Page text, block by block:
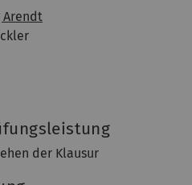
Arendt
der Klausur